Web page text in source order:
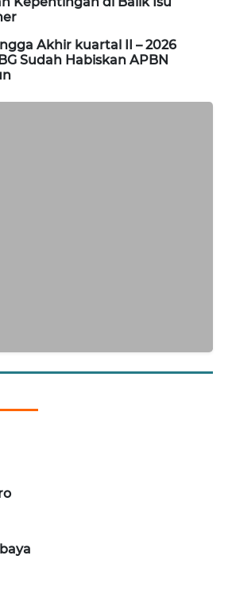
Akhir kuartal II – 2026
Sudah Habiskan APBN